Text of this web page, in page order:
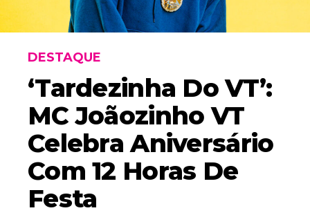
DESTAQUE
‘Tardezinha Do VT’:
MC Joãozinho VT
Celebra Aniversário
Com 12 Horas De
Festa